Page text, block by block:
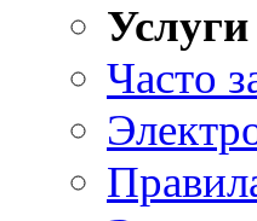
Часто